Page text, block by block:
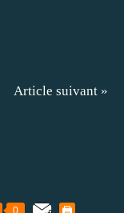
Article suivant »
0